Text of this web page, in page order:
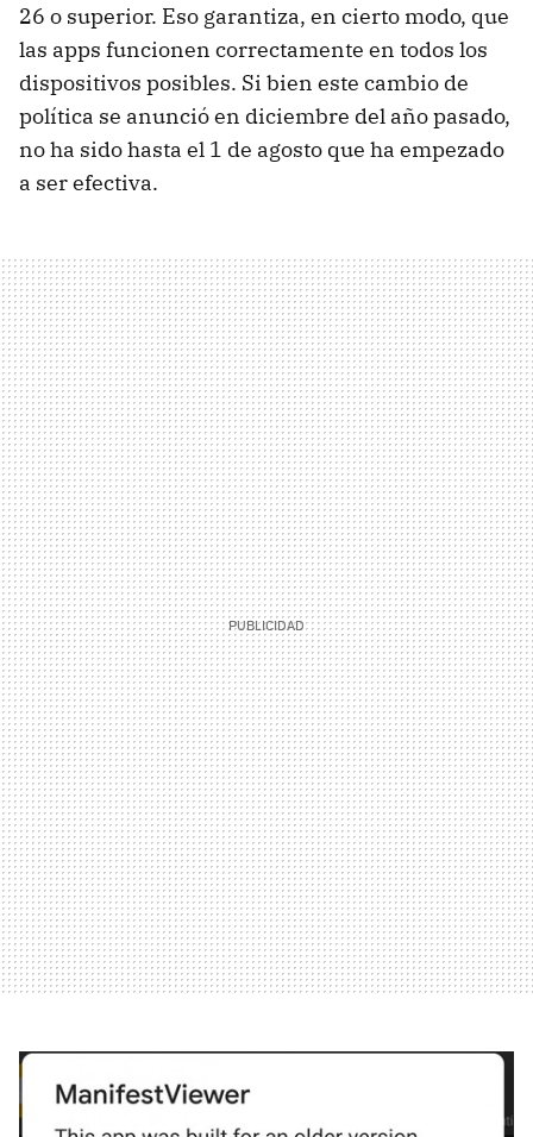
26 o superior. Eso garantiza, en cierto modo, que
las apps funcionen correctamente en todos los
dispositivos posibles. Si bien este cambio de
política se anunció en diciembre del año pasado,
no ha sido hasta el 1 de agosto que ha empezado
a ser efectiva.